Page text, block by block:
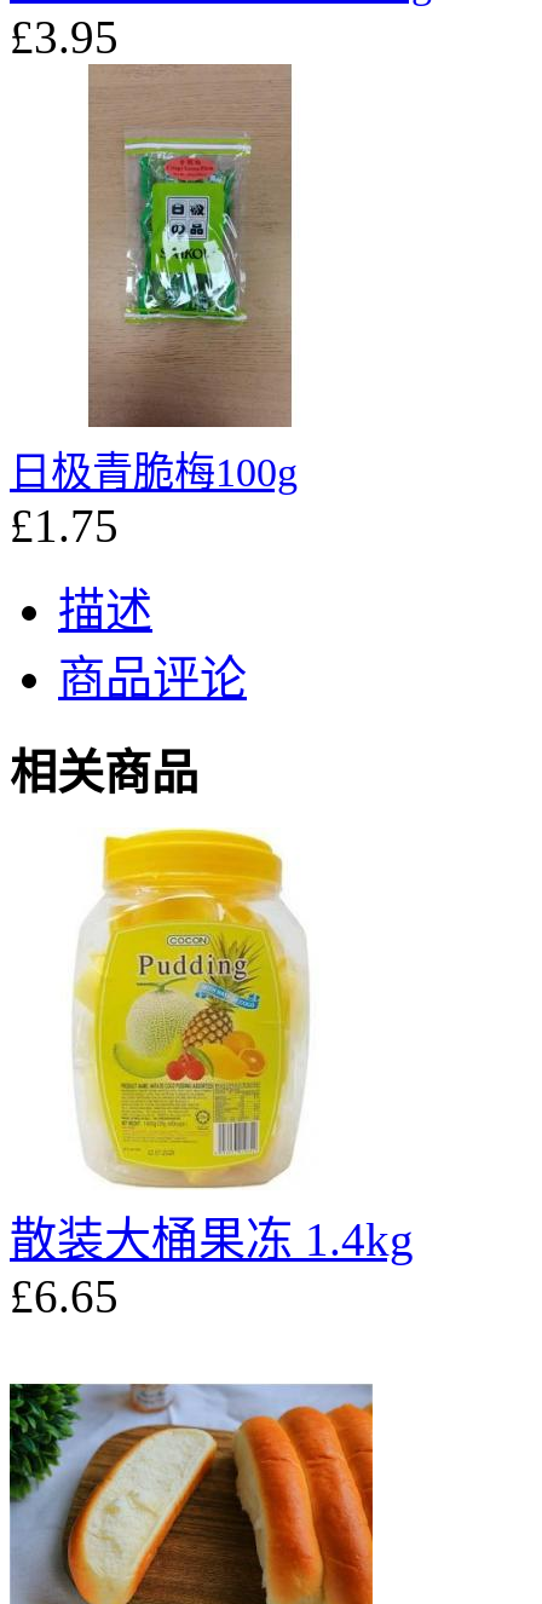
£3.95
日极青脆梅100g
£1.75
描述
商品评论
相关商品
散装大桶果冻 1.4kg
£6.65